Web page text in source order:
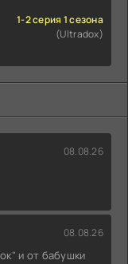
1-2 серия 1 сезона
(Ultradox)
08.08.26
08.08.26
и от бабушки